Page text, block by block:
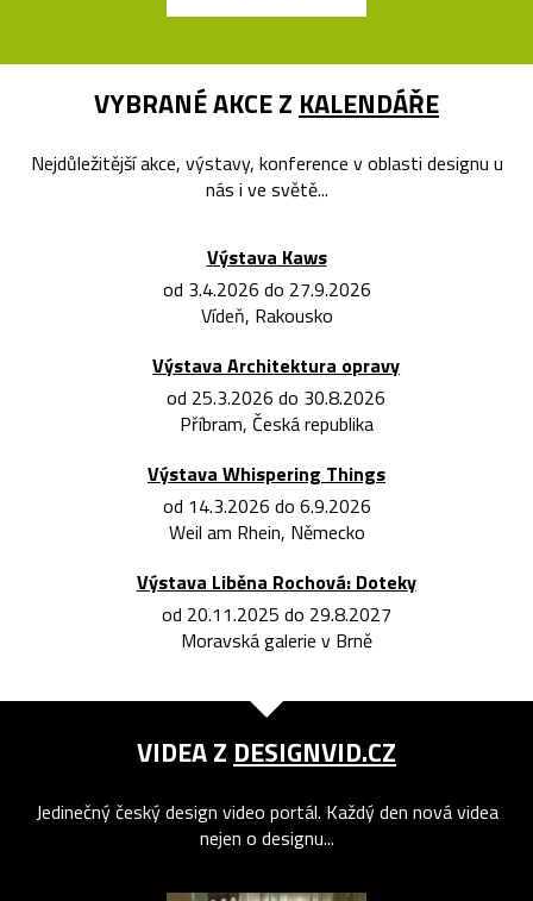
VYBRANÉ AKCE Z KALENDÁŘE
Nejdůležitější akce, výstavy, konference v oblasti designu u
nás i ve světě...
Výstava Kaws
od 3.4.2026 do 27.9.2026
Vídeň, Rakousko
Výstava Architektura opravy
od 25.3.2026 do 30.8.2026
Příbram, Česká republika
Výstava Whispering Things
od 14.3.2026 do 6.9.2026
Weil am Rhein, Německo
Výstava Liběna Rochová: Doteky
od 20.11.2025 do 29.8.2027
Moravská galerie v Brně
VIDEA Z DESIGNVID.CZ
Jedinečný český design video portál. Každý den nová videa
nejen o designu...